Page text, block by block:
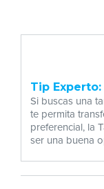
Tip Experto:
Si buscas una
te permita
preferencial, la
ser una buena